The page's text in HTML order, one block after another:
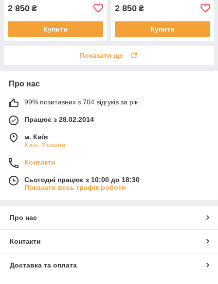
2 850 ₴
Купити
2 850 ₴
Купити
Показати ще
Про нас
99% позитивних з 704 відгуків за рік
Працює з 28.02.2014
м. Київ
Київ, Україна
Контакти
Сьогодні працює з 10:00 до 18:30
Показати весь графік роботи
Про нас
Контакти
Доставка та оплата